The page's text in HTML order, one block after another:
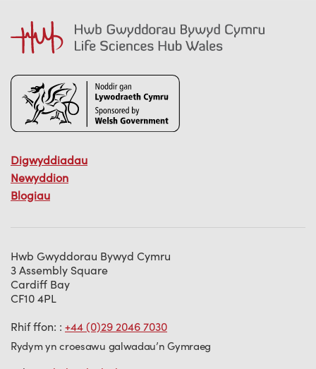
Digwyddiadau
Newyddion
Blogiau
Hwb Gwyddorau Bywyd Cymru
3 Assembly Square
Cardiff Bay
CF10 4PL
Rhif ffon: : +44 (0)29 2046 7030
Rydym yn croesawu galwadau’n Gymraeg